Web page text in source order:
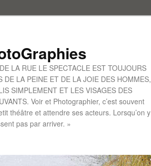
LA RUE LE SPECTACLE EST TOUJOURS
LA PEINE ET DE LA JOIE DES HOMMES,
SIMPLEMENT ET LES VISAGES DES
Voir et Photographier, c’est souvent
théâtre et attendre ses acteurs. Lorsqu’on y
pas par arriver. »